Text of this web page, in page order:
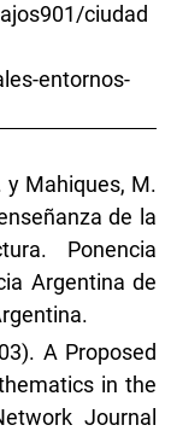
ciudad
entornos-
y Mahiques, M.
de la
Ponencia
Argentina de
A Proposed
in the
Journal